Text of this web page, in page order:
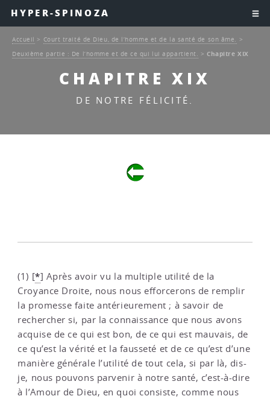
HYPER-SPINOZA
CHAPITRE XIX
DE NOTRE FÉLICITÉ.
Accueil > Court traité de Dieu, de l’homme et de la santé de son âme.
>
Deuxième partie : De l’homme et de ce qui lui appartient.
>Chapitre XIX
(1) [*] Après avoir vu la multiple utilité de la
Croyance Droite, nous nous efforcerons de remplir
la promesse faite antérieurement ; à savoir de
rechercher si, par la connaissance que nous avons
acquise de ce qui est bon, de ce qui est mauvais, de
ce qu’est la vérité et la fausseté et de ce qu’est d’une
manière générale l’utilité de tout cela, si par là, dis-
je, nous pouvons parvenir à notre santé, c’est-à-dire
à l’Amour de Dieu, en quoi consiste, comme nous